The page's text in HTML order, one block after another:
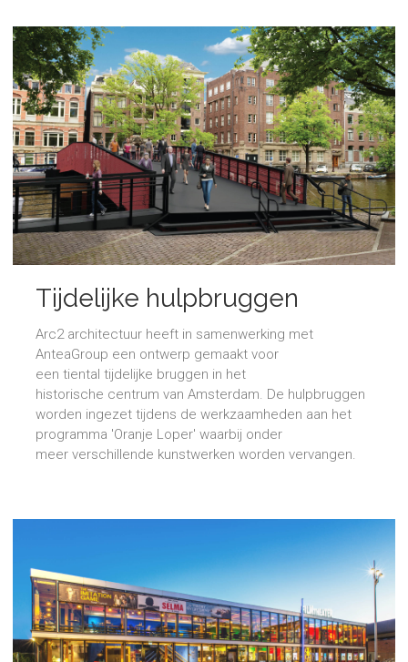
Tijdelijke hulpbruggen
Amsterdam
Arc2 architectuur heeft in samenwerking met
AnteaGroup een ontwerp gemaakt voor
een tiental tijdelijke bruggen in het
historische centrum van Amsterdam. De hulpbruggen
worden ingezet tijdens de werkzaamheden aan het
programma 'Oranje Loper' waarbij onder
meer verschillende kunstwerken worden vervangen.